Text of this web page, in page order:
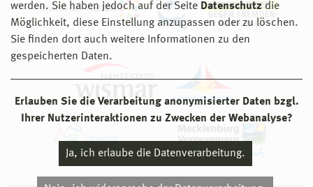
werden. Sie haben jedoch auf der Seite Datenschutz die
Möglichkeit, diese Einstellung anzupassen oder zu löschen.
Sie finden dort auch weitere Informationen zu den
gespeicherten Daten.
Erlauben Sie die Verarbeitung anonymisierter Daten bzgl.
Ihrer Nutzerinteraktionen zu Zwecken der Webanalyse?
Ja, ich erlaube die Datenverarbeitung.